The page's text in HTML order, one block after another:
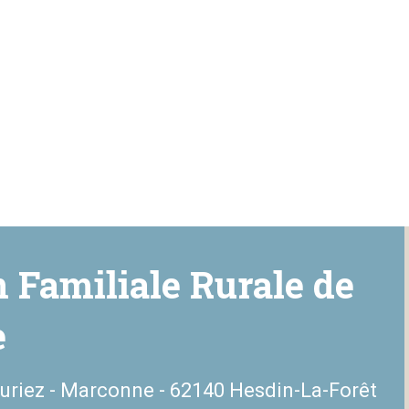
Familiale Rurale de
- Marconne - 62140 Hesdin-La-Forêt